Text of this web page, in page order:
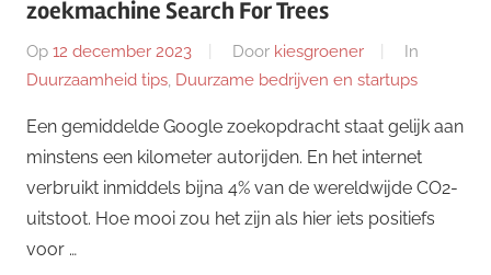
zoekmachine Search For Trees
Op 12 december 2023 Door kiesgroener
In
Duurzaamheid tips, Duurzame bedrijven en startups
Een gemiddelde Google zoekopdracht staat gelijk aan
minstens een kilometer autorijden. En het internet
verbruikt inmiddels bijna 4% van de wereldwijde CO2-
uitstoot. Hoe mooi zou het zijn als hier iets positiefs
voor …